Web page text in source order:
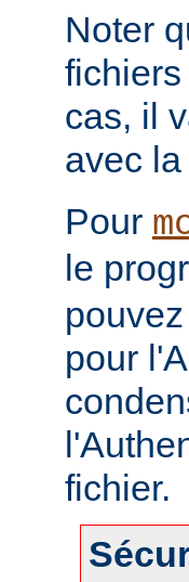
Noter
cas, il
avec
Pour
le
pour
fichier.